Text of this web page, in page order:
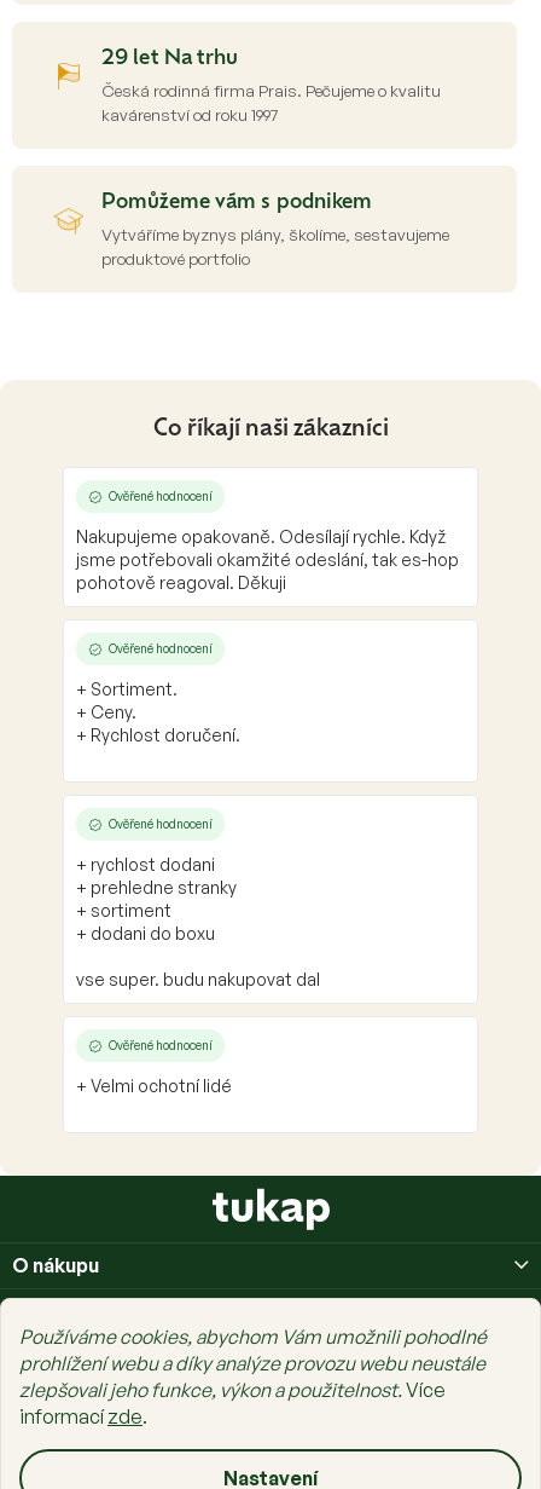
Používáme cookies, abychom Vám umožnili pohodlné
prohlížení webu a díky analýze provozu webu neustále
zlepšovali jeho funkce, výkon a použitelnost.Více
informacízde.
Nastavení
29 let Na trhu
Česká rodinná firma Prais. Pečujeme o kvalitu
kavárenství od roku 1997
Pomůžeme vám s podnikem
Vytváříme byznys plány, školíme, sestavujeme
produktové portfolio
Co říkají naši zákazníci
Ověřené hodnocení
Nakupujeme opakovaně. Odesílají rychle. Když
jsme potřebovali okamžité odeslání, tak es-hop
pohotově reagoval. Děkuji
Ověřené hodnocení
+ Sortiment.
+ Ceny.
+ Rychlost doručení.
Ověřené hodnocení
+ rychlost dodani
+ prehledne stranky
+ sortiment
+ dodani do boxu
vse super. budu nakupovat dal
Ověřené hodnocení
+ Velmi ochotní lidé
t
O nákupu
Prais Family